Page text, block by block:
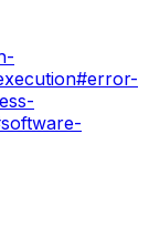
#error-